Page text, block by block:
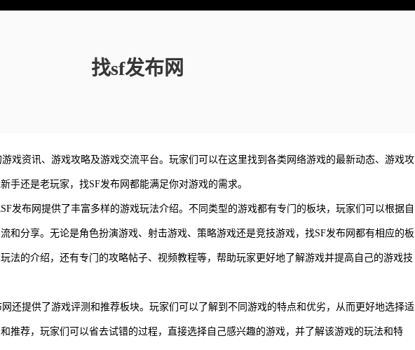
找sf发布网
戏资讯、游戏攻略及游戏交流平台。玩家们可以在这里找到各类网络游戏的最新动态、游戏攻
手还是老玩家，找SF发布网都能满足你对游戏的需求。
发布网提供了丰富多样的游戏玩法介绍。不同类型的游戏都有专门的板块，玩家们可以根据自
和分享。无论是角色扮演游戏、射击游戏、策略游戏还是竞技游戏，找SF发布网都有相应的板
法的介绍，还有专门的攻略帖子、视频教程等，帮助玩家更好地了解游戏并提高自己的游戏技
还提供了游戏评测和推荐板块。玩家们可以了解到不同游戏的特点和优劣，从而更好地选择适
推荐，玩家们可以省去试错的过程，直接选择自己感兴趣的游戏，并了解该游戏的玩法和特